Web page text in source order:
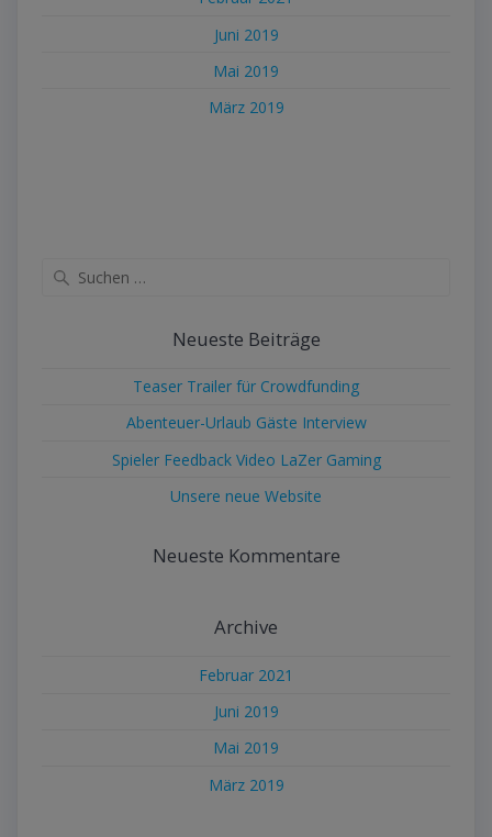
Juni 2019
Mai 2019
März 2019
Neueste Beiträge
Teaser Trailer für Crowdfunding
Abenteuer-Urlaub Gäste Interview
Spieler Feedback Video LaZer Gaming
Unsere neue Website
Neueste Kommentare
Archive
Februar 2021
Juni 2019
Mai 2019
März 2019